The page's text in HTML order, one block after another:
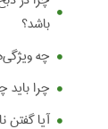
باشد؟
چه
چرا
آیا گفتن